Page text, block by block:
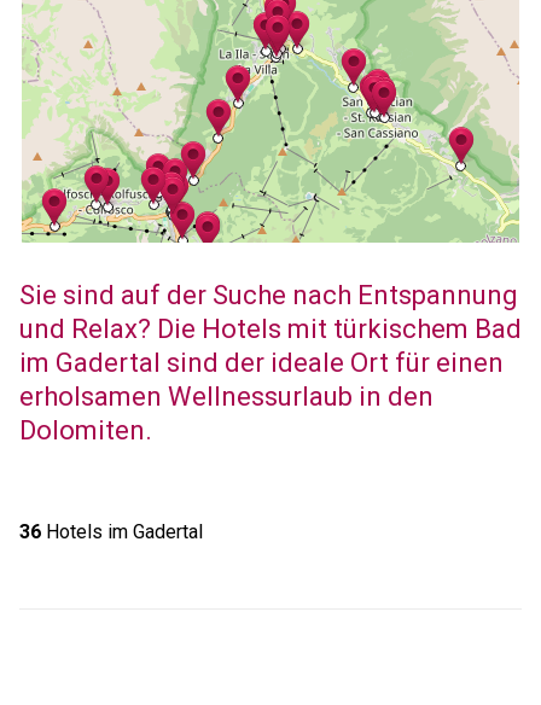
Sie sind auf der Suche nach Entspannung
und Relax? Die Hotels mit türkischem Bad
im Gadertal sind der ideale Ort für einen
erholsamen Wellnessurlaub in den
Dolomiten.
36Hotels im Gadertal